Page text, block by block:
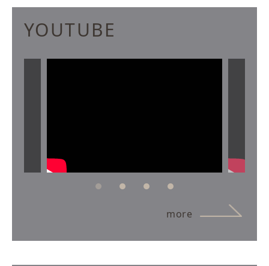
YOUTUBE
more